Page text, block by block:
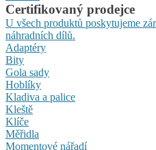
Certifikovaný prodejce
U všech produktů poskytujeme
náhradních dílů.
Adaptéry
Bity
Gola sady
Hoblíky
Kladiva a palice
Kleště
Klíče
Měřidla
Momentové nářadí